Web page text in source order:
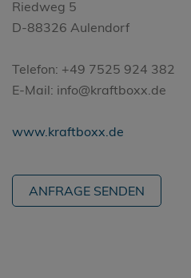
Riedweg 5
D-88326 Aulendorf
Telefon: +49 7525 924 382
E-Mail: info@kraftboxx.de
www.kraftboxx.de
ANFRAGE SENDEN